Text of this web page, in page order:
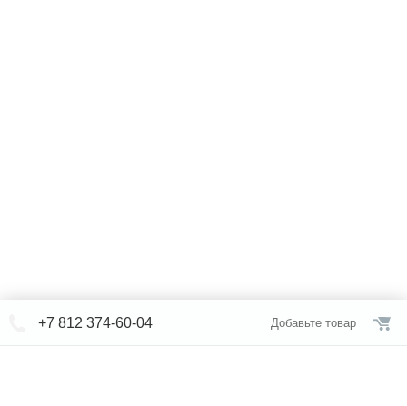
+7 812 374-60-04 Добавьте товар